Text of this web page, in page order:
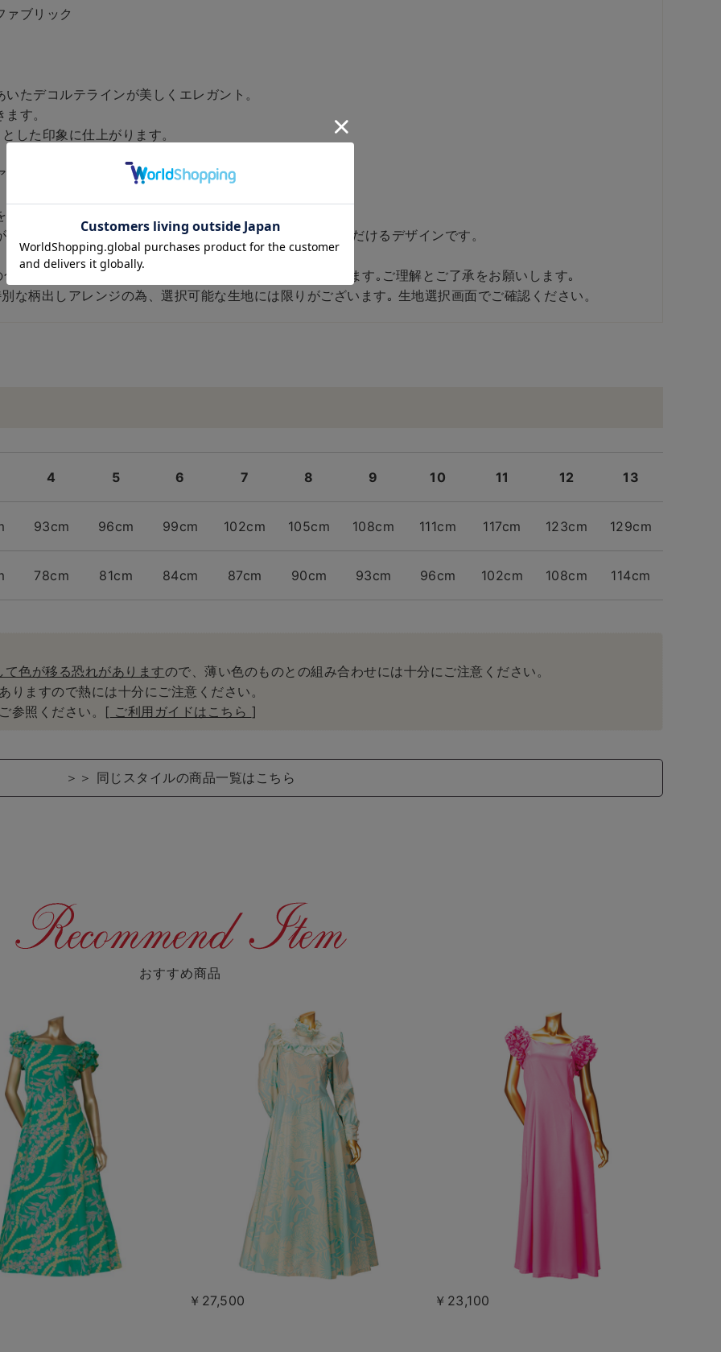
ァブリック
たデコルテラインが美しくエレガント。
す。
した印象に仕上がります。
、スカートにはハワイアンファブリックを使用。
用し、裾に柄が出るようにアレンジ。
スカートで際立つファブリックの美しさをお楽しみいただけるデザインです。
と表示されている色に若干の違いが生じることがございます｡ご理解とご了承をお願いします｡
な柄出しアレンジの為、選択可能な生地には限りがございます｡ 生地選択画面でご確認ください。
4 5 6 7 8 9 10 11 12 13
93cm 96cm 99cm 102cm 105cm 108cm 111cm 117cm 123cm 129cm
78cm 81cm 84cm 87cm 90cm 93cm 96cm 102cm 108cm 114cm
て色が移る恐れがありますので、薄い色のものとの組み合わせには十分にご注意ください。
ますので熱には十分にご注意ください。
参照ください。[ ご利用ガイドはこちら ]
＞＞ 同じスタイルの商品一覧はこちら
おすすめ商品
￥27,500 ￥23,100